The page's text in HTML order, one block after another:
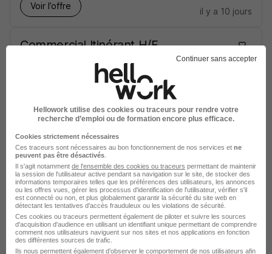
Voir l’offre
il y a 10 jours
Commercial Itinérant H/F
26 000 - 32 000 € / an
Voir l’offre
il y a 12 jours
Commercial Itinérant Btob en
Plomberie H/F
Angers - 49 CDI 26 000 - 32 000 € / an
Voir l’offre
il y a 16 jours
Continuer sans accepter
Hellowork utilise des cookies ou traceurs pour rendre votre
recherche d’emploi ou de formation encore plus efficace.
Cookies strictement nécessaires
Ces traceurs sont nécessaires au bon fonctionnement de nos services et ne
peuvent pas être désactivés
Il s'agit notamment de l'ensemble des cookies ou traceurs permettant de maintenir
la session de l'utilisateur active pendant sa navigation sur le site, de stocker des
informations temporaires telles que les préférences des utilisateurs, les annonces
ou les offres vues, gérer les processus d'identification de l'utilisateur, vérifier s'il
est connecté ou non, et plus globalement garantir la sécurité du site web en
détectant les tentatives d'accès frauduleux ou les violations de sécurité.
Ces cookies ou traceurs permettent également de piloter et suivre les sources
d'acquisition d'audience en utilisant un identifiant unique permettant de comprendre
comment nos utilisateurs naviguent sur nos sites et nos applications en fonction
des différentes sources de trafic.
Ils nous permettent également d’observer le comportement de nos utilisateurs afin